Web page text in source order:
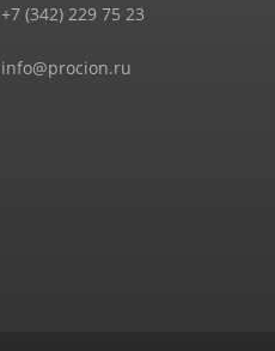
+7 (342) 229 75 23
info@procion.ru